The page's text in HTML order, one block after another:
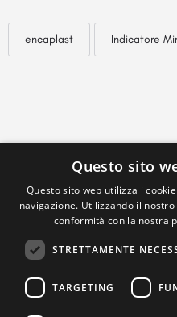
encaplast Indicatore
Questo sito
Questo sito web utilizza i
navigazione. Utilizzando il
conformità con la nostra
STRETTAMENTE
TARGETING